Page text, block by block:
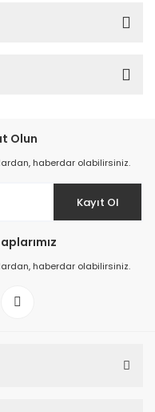
Olun
haberdar olabilirsiniz.
Kayıt Ol
haberdar olabilirsiniz.